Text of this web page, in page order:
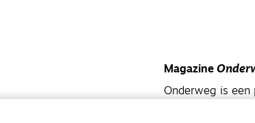
Magazine
Onderweg is